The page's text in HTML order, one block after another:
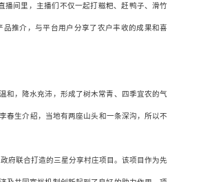
播间里，主播们不仅一起打糍粑、赶鸭子、滑竹
推介，与平台用户分享了农户丰收的成果和喜
和，降水充沛，形成了树木常青、四季宜农的气
春生介绍，当地有两座山头和一条深沟，所以不
府联合打造的三星分享村庄项目。该项目作为先